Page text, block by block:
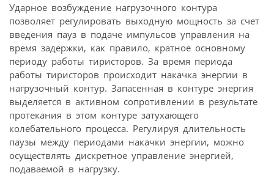
Ударное возбуждение нагрузочного контура
позволяет регулировать выходную мощность за счет
введения пауз в подаче импульсов управления на
время задержки, как правило, кратное основному
периоду работы тиристоров. За время периода
работы тиристоров происходит накачка энергии в
нагрузочный контур. Запасенная в контуре энергия
выделяется в активном сопротивлении в результате
протекания в этом контуре затухающего
колебательного процесса. Регулируя длительность
паузы между периодами накачки энергии, можно
осуществлять дискретное управление энергией,
подаваемой в нагрузку.